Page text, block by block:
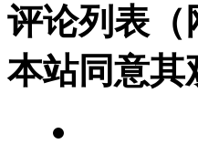
评论列表（
本站同意其